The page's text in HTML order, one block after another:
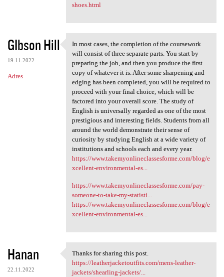
shoes.html
GIbson Hill
19.11.2022
Adres
In most cases, the completion
In most cases, the completion of the coursework
will consist of three separate parts. You start by
preparing the job, and then you produce the first
copy of whatever it is. After some sharpening and
edging has been completed, you will be required to
proceed with your final choice, which will be
factored into your overall score. The study of
English is universally regarded as one of the most
prestigious and interesting fields. Students from all
around the world demonstrate their sense of
curiosity by studying English at a wide variety of
institutions and schools each and every year.
https://www.takemyonlineclassesforme.com/blog/e
xcellent-environmental-es...
https://www.takemyonlineclassesforme.com/pay-
someone-to-take-my-statisti...
https://www.takemyonlineclassesforme.com/blog/e
xcellent-environmental-es...
Hanan
22.11.2022
Thanks for sharing this post.
Thanks for sharing this post.
https://leatherjacketoutfits.com/mens-leather-
jackets/shearling-jackets/...